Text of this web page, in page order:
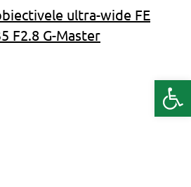
ultra-wide FE
F2.8 G-Master